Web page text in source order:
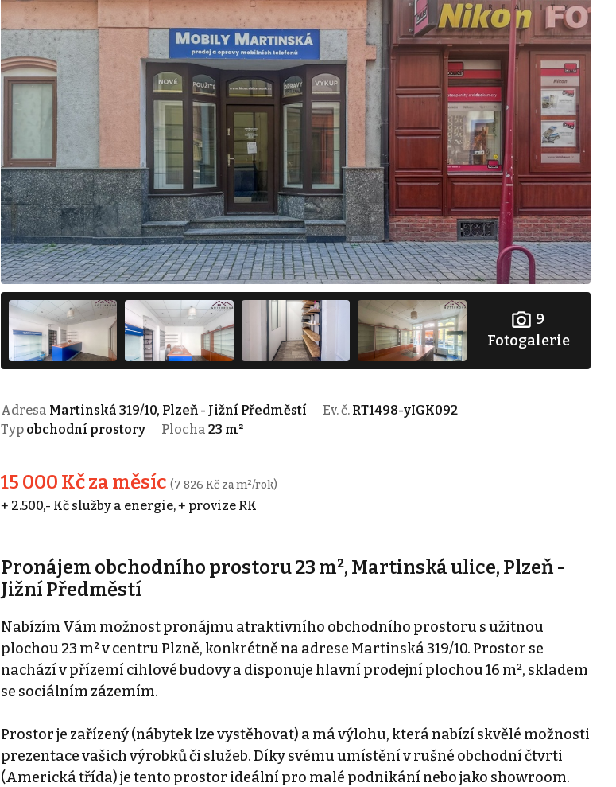
9
Fotogalerie
Adresa Martinská 319/10, Plzeň - Jižní Předměstí Ev. č. RT1498-yIGK092
Typ obchodní prostory Plocha 23 m²
15 000 Kč za měsíc (7 826 Kč za m²/rok)
+ 2.500,- Kč služby a energie, + provize RK
Pronájem obchodního prostoru 23 m², Martinská ulice, Plzeň -
Jižní Předměstí
Nabízím Vám možnost pronájmu atraktivního obchodního prostoru s užitnou
plochou 23 m² v centru Plzně, konkrétně na adrese Martinská 319/10. Prostor se
nachází v přízemí cihlové budovy a disponuje hlavní prodejní plochou 16 m², skladem
se sociálním zázemím.
Prostor je zařízený (nábytek lze vystěhovat) a má výlohu, která nabízí skvělé možnosti
prezentace vašich výrobků či služeb. Díky svému umístění v rušné obchodní čtvrti
(Americká třída) je tento prostor ideální pro malé podnikání nebo jako showroom.